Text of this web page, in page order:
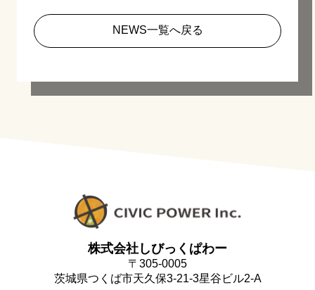
NEWS一覧へ戻る
株式会社しびっくぱわー
〒305-0005
茨城県つくば市天久保3-21-3星谷ビル2-A